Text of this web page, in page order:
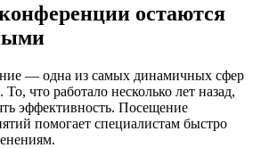
остаются
— одна из самых динамичных сфер
что работало несколько лет назад,
эффективность. Посещение
помогает специалистам быстро